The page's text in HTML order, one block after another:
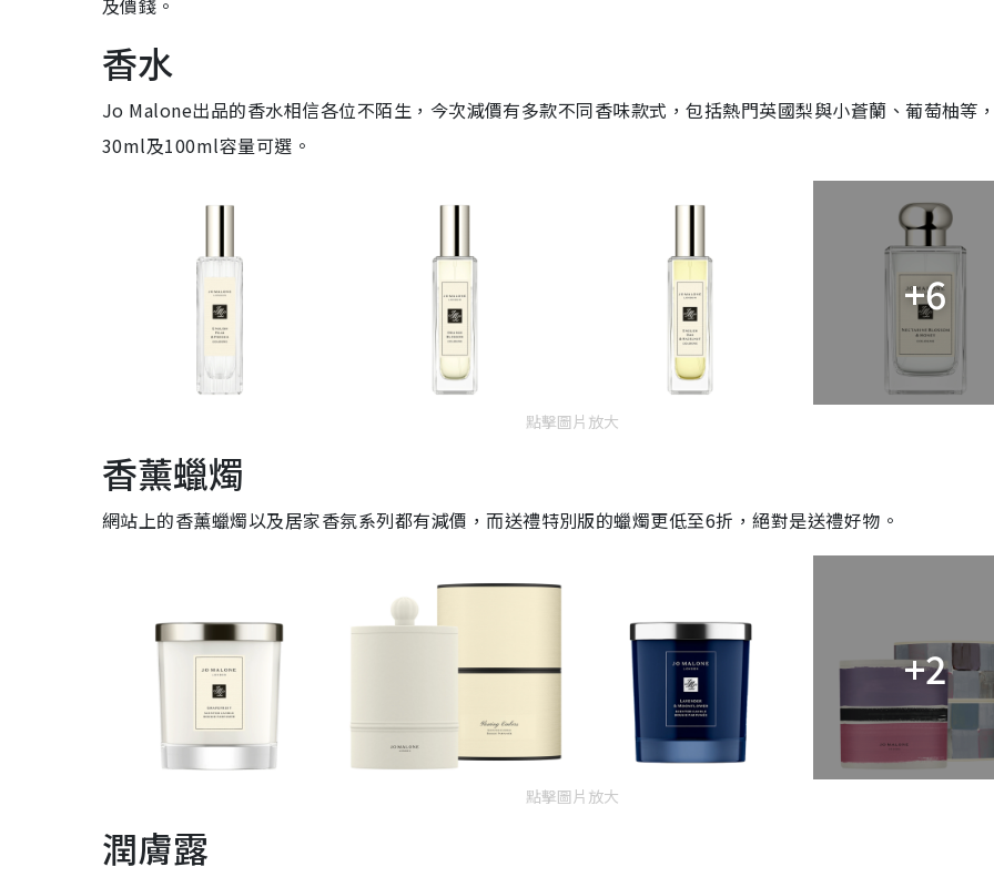
及價錢。
香水
Jo Malone出品的香水相信各位不陌生，今次減價有多款不同香味款式，包括熱門英國梨與小蒼蘭、葡萄柚等
30ml及100ml容量可選。
+6
點擊圖片放大
香薰蠟燭
網站上的香薰蠟燭以及居家香氛系列都有減價，而送禮特別版的蠟燭更低至6折，絕對是送禮好物。
+2
點擊圖片放大
潤膚露